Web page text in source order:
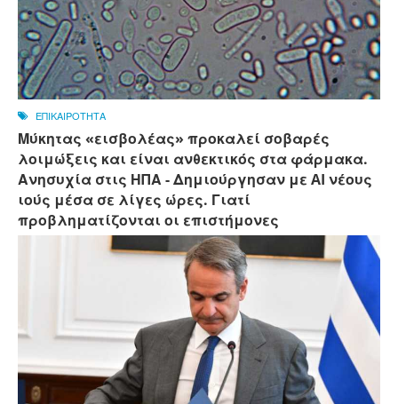
ΕΠΙΚΑΙΡΟΤΗΤΑ
Μύκητας «εισβολέας» προκαλεί σοβαρές
λοιμώξεις και είναι ανθεκτικός στα φάρμακα.
Ανησυχία στις ΗΠΑ - Δημιούργησαν με AI νέους
ιούς μέσα σε λίγες ώρες. Γιατί
προβληματίζονται οι επιστήμονες